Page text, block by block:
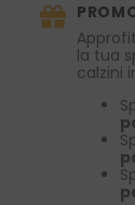
Blu
Avion
la tua
calzini